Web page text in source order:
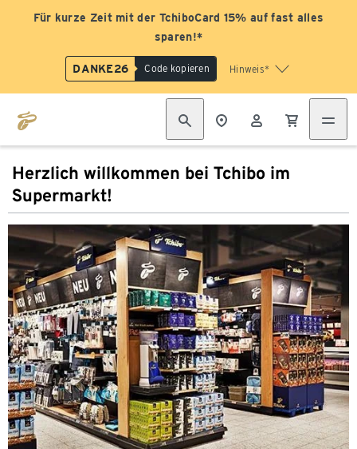
Für kurze Zeit mit der TchiboCard 15% auf fast alles
sparen!*
DANKE26 Code kopieren Hinweis*
Herzlich willkommen bei Tchibo im
Supermarkt!